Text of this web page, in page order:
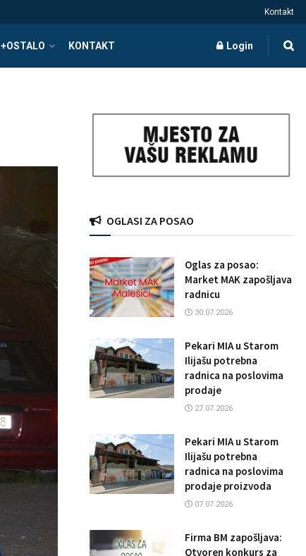
Kontakt
+OSTALO KONTAKT Login
OGLASI ZA POSAO
Oglas za posao:
Market MAK zapošljava
radnicu
30.07.2026.
Pekari MIA u Starom
Ilijašu potrebna
radnica na poslovima
prodaje
27.07.2026.
Pekari MIA u Starom
Ilijašu potrebna
radnica na poslovima
prodaje proizvoda
07.07.2026.
Firma BM zapošljava:
Otvoren konkurs za